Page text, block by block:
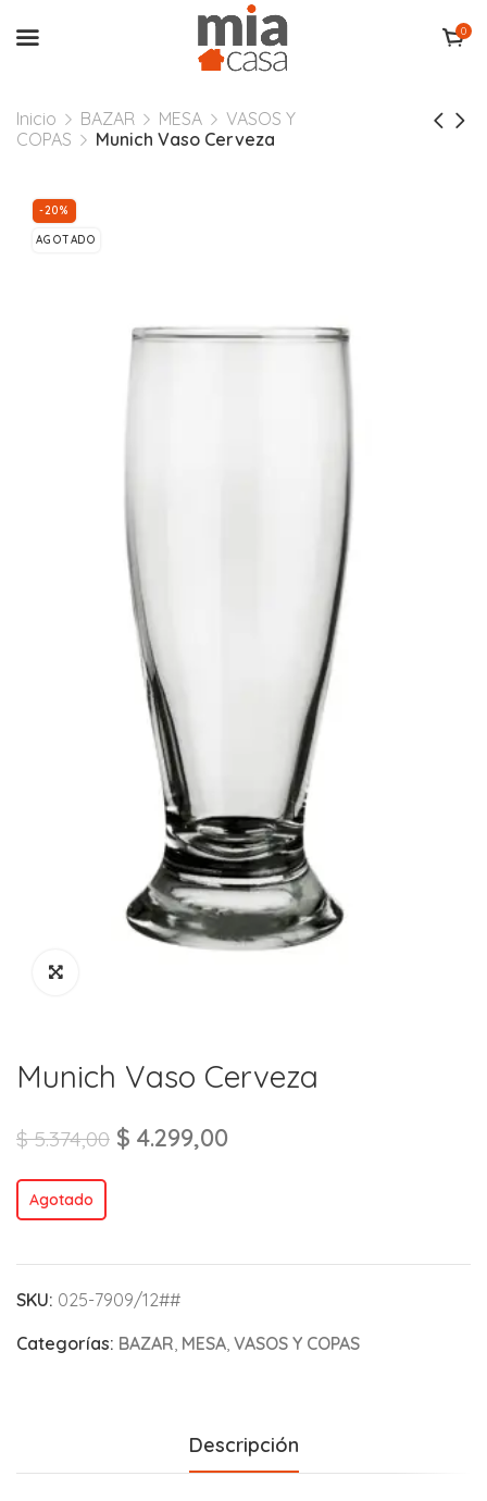
0
Inicio BAZAR MESA
VASOS Y
COPAS
Munich Vaso Cerveza
-20%
AGOTADO
Munich Vaso Cerveza
$5.374,00 $ 4.299,00
Agotado
SKU: 025-7909/12##
Categorías: BAZAR MESA VASOS Y COPAS
Descripción